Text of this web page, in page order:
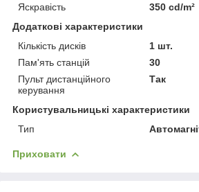
Яскравість
350 cd/m²
Додаткові характеристики
Кількість дисків
1 шт.
Пам'ять станцій
30
Пульт дистанційного
керування
Так
Користувальницькі характеристики
Тип
Приховати